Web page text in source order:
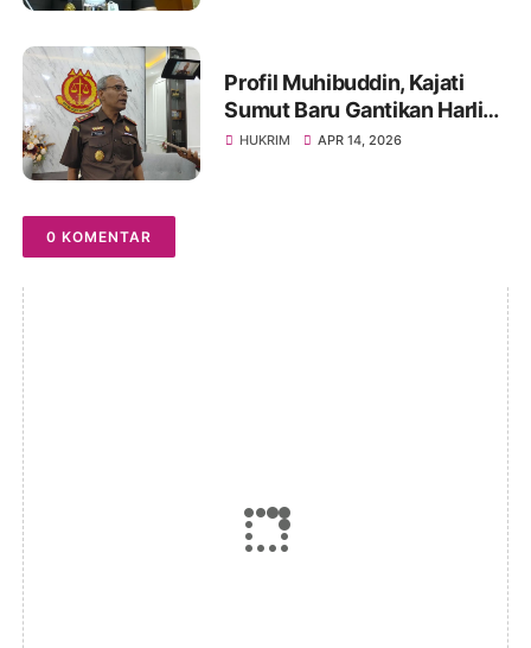
Profil Muhibuddin, Kajati
Sumut Baru Gantikan Harli
Siregar, Berpengalaman di
HUKRIM APR 14, 2026
0 KOMENTAR